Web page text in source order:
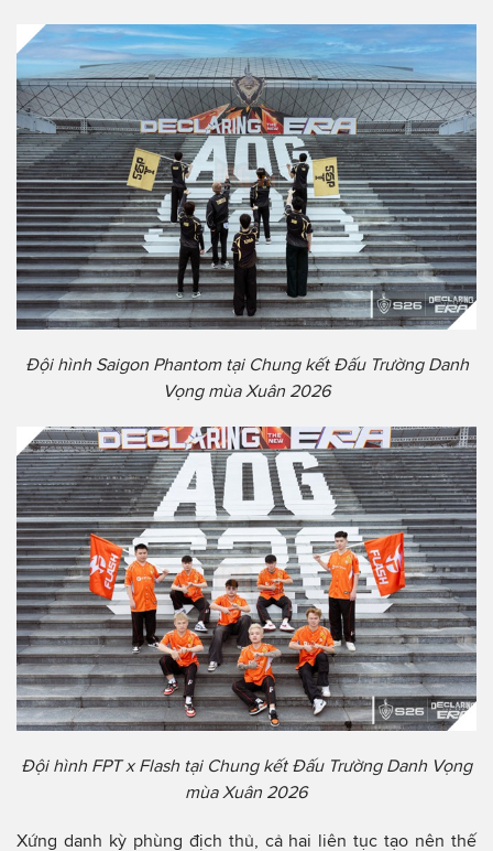
Đội hình Saigon Phantom tại Chung kết Đấu Trường Danh
Vọng mùa Xuân 2026
Đội hình FPT x Flash tại Chung kết Đấu Trường Danh Vọng
mùa Xuân 2026
Xứng danh kỳ phùng địch thủ, cả hai liên tục tạo nên thế